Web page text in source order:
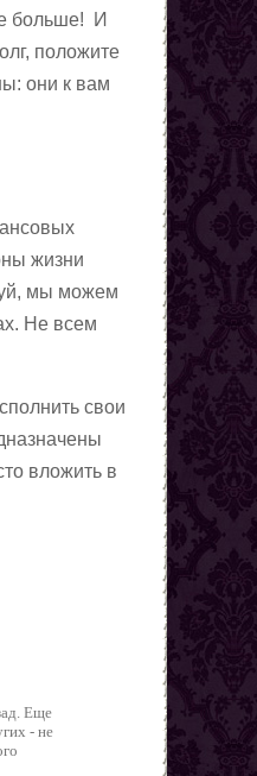
больше! И
положите
они к вам
жизни
мы можем
Не всем
свои
вложить в
Еще
- не